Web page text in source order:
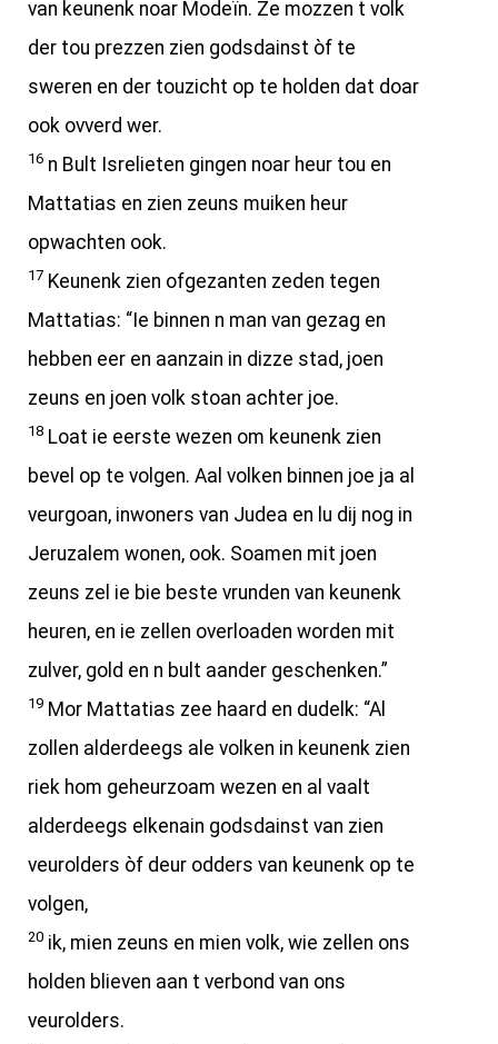
van keunenk noar Modeïn. Ze mozzen t volk
der tou prezzen zien godsdainst òf te
sweren en der touzicht op te holden dat doar
ook ovverd wer.
16 n Bult Isrelieten gingen noar heur tou en
Mattatias en zien zeuns muiken heur
opwachten ook.
17 Keunenk zien ofgezanten zeden tegen
Mattatias: “Ie binnen n man van gezag en
hebben eer en aanzain in dizze stad, joen
zeuns en joen volk stoan achter joe.
18 Loat ie eerste wezen om keunenk zien
bevel op te volgen. Aal volken binnen joe ja al
veurgoan, inwoners van Judea en lu dij nog in
Jeruzalem wonen, ook. Soamen mit joen
zeuns zel ie bie beste vrunden van keunenk
heuren, en ie zellen overloaden worden mit
zulver, gold en n bult aander geschenken.”
19 Mor Mattatias zee haard en dudelk: “Al
zollen alderdeegs ale volken in keunenk zien
riek hom geheurzoam wezen en al vaalt
alderdeegs elkenain godsdainst van zien
veurolders òf deur odders van keunenk op te
volgen,
20 ik, mien zeuns en mien volk, wie zellen ons
holden blieven aan t verbond van ons
veurolders.